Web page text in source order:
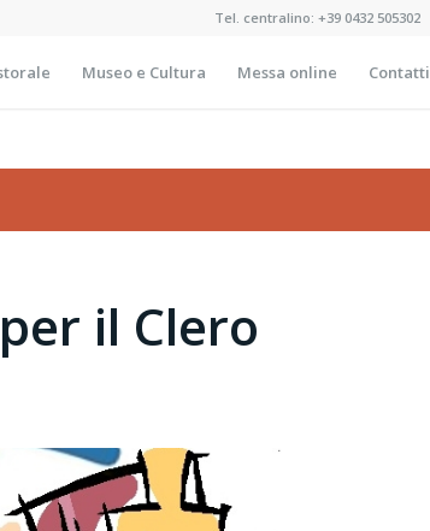
Tel. centralino: +39 0432 505302
Museo e Cultura Messa online Contatti
il Clero